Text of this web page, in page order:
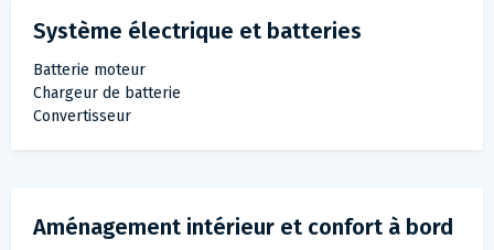
Système électrique et batteries
Batterie moteur
Chargeur de batterie
Convertisseur
Aménagement intérieur et confort à bord